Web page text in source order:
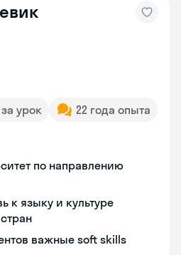
за урок
22 года опыта
по направлению
к языку и культуре
важные soft skills